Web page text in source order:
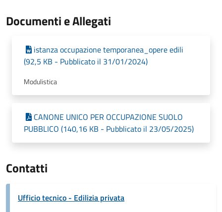
Documenti e Allegati
istanza occupazione temporanea_opere edili
(92,5 KB - Pubblicato il 31/01/2024)
Modulistica
CANONE UNICO PER OCCUPAZIONE SUOLO
PUBBLICO (140,16 KB - Pubblicato il 23/05/2025)
Contatti
Ufficio tecnico - Edilizia privata